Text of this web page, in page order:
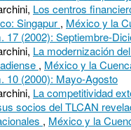
Los centros
Singapur , México y la
17 (2002): Septiembre-
La modernización
, México y la
10 (2000): Mayo-Agosto
La competitividad
socios del TLCAN
, México y la